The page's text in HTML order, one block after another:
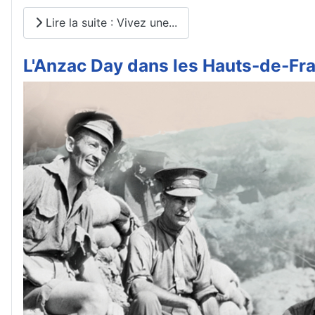
Lire la suite : Vivez une...
L'Anzac Day dans les Hauts-de-